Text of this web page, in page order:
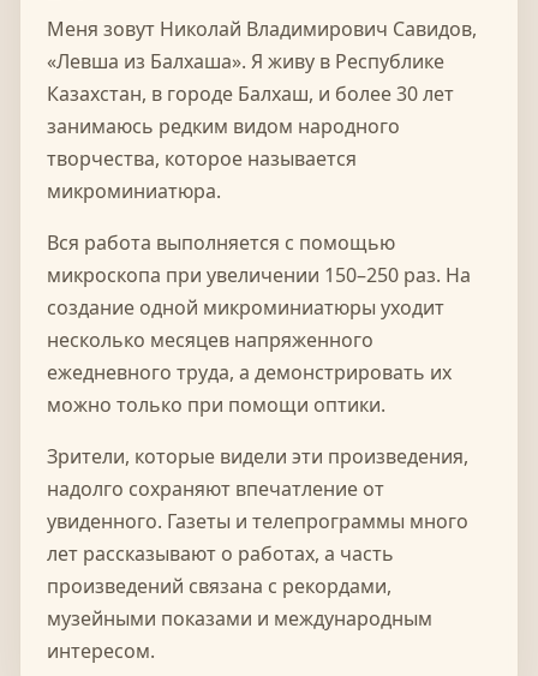
Меня зовут Николай Владимирович Савидов,
«Левша из Балхаша». Я живу в Республике
Казахстан, в городе Балхаш, и более 30 лет
занимаюсь редким видом народного
творчества, которое называется
микроминиатюра.
Вся работа выполняется с помощью
микроскопа при увеличении 150–250 раз. На
создание одной микроминиатюры уходит
несколько месяцев напряженного
ежедневного труда, а демонстрировать их
можно только при помощи оптики.
Зрители, которые видели эти произведения,
надолго сохраняют впечатление от
увиденного. Газеты и телепрограммы много
лет рассказывают о работах, а часть
произведений связана с рекордами,
музейными показами и международным
интересом.